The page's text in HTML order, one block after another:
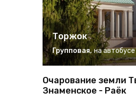
Торжок
Групповая, на автобусе
Очарование земли
Знаменское - Раёк